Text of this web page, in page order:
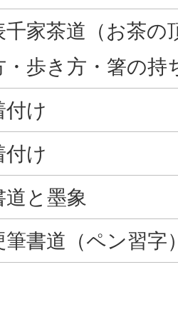
千家茶道（お茶の
・歩き方・箸の持
付け
付け
道と墨象
筆書道（ペン習字